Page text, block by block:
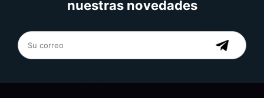
nuestras novedades